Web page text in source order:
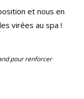
et nous en
virées au spa !
pour renforcer